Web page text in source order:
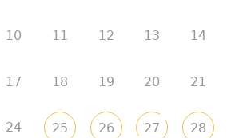
10 11 12 13 14
17 18 19 20 21
24 25 26 27 28